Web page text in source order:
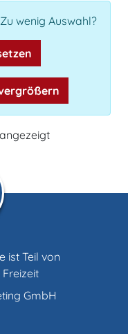
wenig Auswahl?
ist Teil von
GmbH